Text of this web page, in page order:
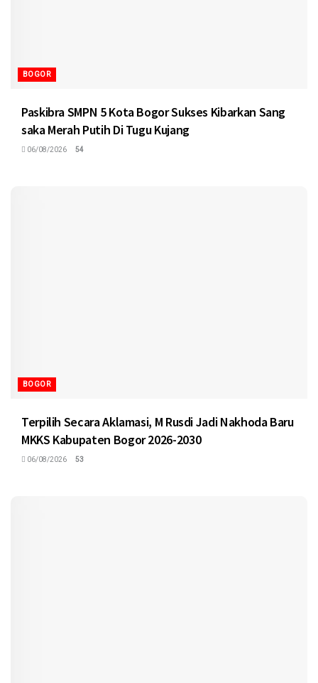
BOGOR
Paskibra SMPN 5 Kota Bogor Sukses Kibarkan Sang
saka Merah Putih Di Tugu Kujang
06/08/2026 54
BOGOR
Terpilih Secara Aklamasi, M Rusdi Jadi Nakhoda Baru
MKKS Kabupaten Bogor 2026-2030
06/08/2026 53